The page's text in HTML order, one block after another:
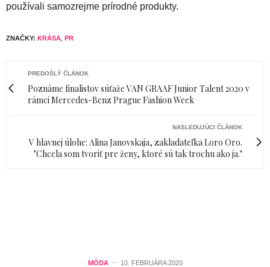
používali samozrejme prírodné produkty.
ZNAČKY: KRÁSA PR
PREDOŠLÝ ČLÁNOK
Poznáme finalistov súťaže VAN GRAAF Junior Talent 2020 v
rámci Mercedes-Benz Prague Fashion Week
NASLEDUJÚCI ČLÁNOK
V hlavnej úlohe: Alina Janovskaja, zakladateľka Loro Oro.
"Chcela som tvoriť pre ženy, ktoré sú tak trochu ako ja."
MÓDA 10. FEBRUÁRA 2020